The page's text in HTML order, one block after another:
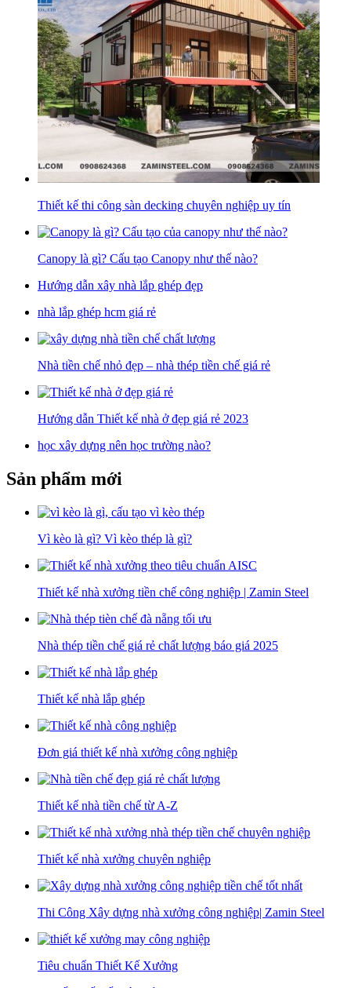
Thiết kế thi công sàn decking chuyên nghiệp uy tín
Canopy là gì? Cấu tạo Canopy như thế nào?
Hướng dẫn xây nhà lắp ghép đẹp
nhà lắp ghép hcm giá rẻ
Nhà tiền chế nhỏ đẹp – nhà thép tiền chế giá rẻ
Hướng dẫn Thiết kế nhà ở đẹp giá rẻ 2023
học xây dựng nên học trường nào?
Sản phẩm mới
Vì kèo là gì? Vì kèo thép là gì?
Thiết kế nhà xưởng tiền chế công nghiệp | Zamin Steel
Nhà thép tiền chế giá rẻ chất lượng báo giá 2025
Thiết kế nhà lắp ghép
Đơn giá thiết kế nhà xưởng công nghiệp
Thiết kế nhà tiền chế từ A-Z
Thiết kế nhà xưởng chuyên nghiệp
Thi Công Xây dựng nhà xưởng công nghiệp| Zamin Steel
Tiêu chuẩn Thiết Kế Xưởng